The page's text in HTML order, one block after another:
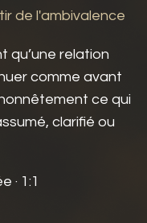
de l'ambivalence
qu’une relation
comme avant
ce qui
clarifié ou
· 1:1